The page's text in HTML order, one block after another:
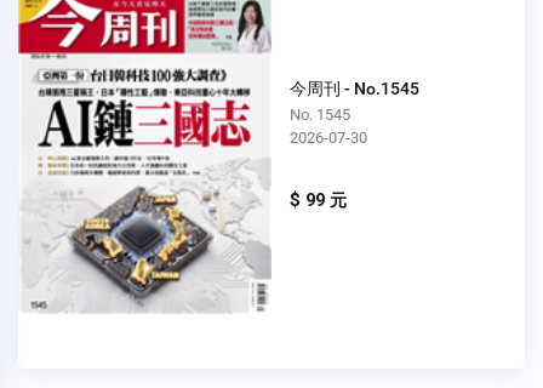
今周刊 - No.1545
No. 1545
2026-07-30
$ 99 元